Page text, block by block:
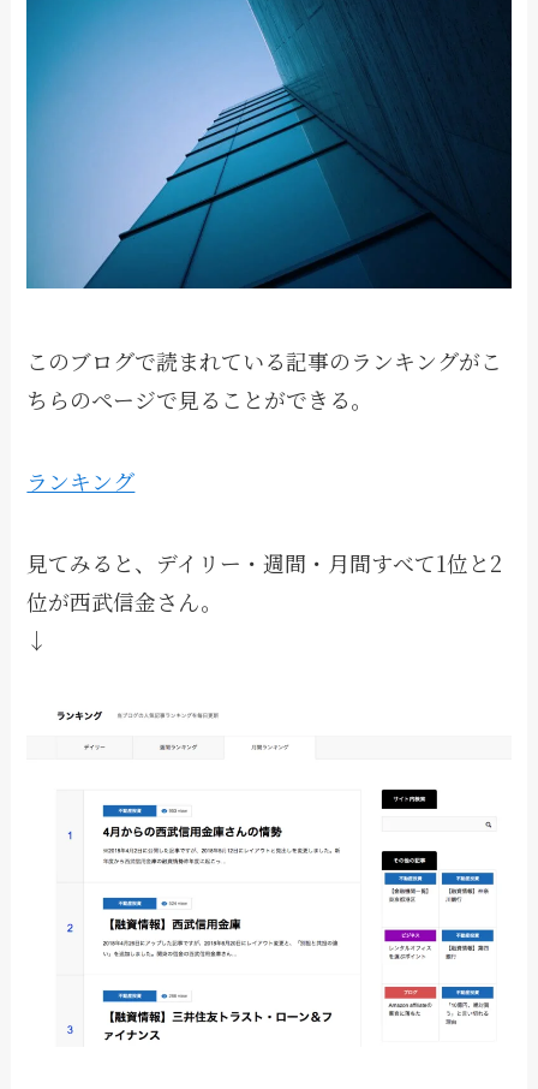
このブログで読まれている記事のランキングがこ
ちらのページで見ることができる。
ランキング
見てみると、デイリー・週間・月間すべて1位と2
位が西武信金さん。
↓